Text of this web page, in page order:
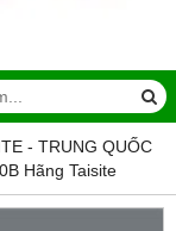
- TRUNG QUỐC
Hãng Taisite